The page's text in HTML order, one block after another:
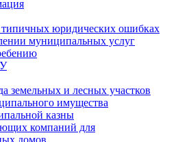
юридических ошибках
муниципальных услуг
земельных и лесных участков
имущества
казны
компаний для
домов